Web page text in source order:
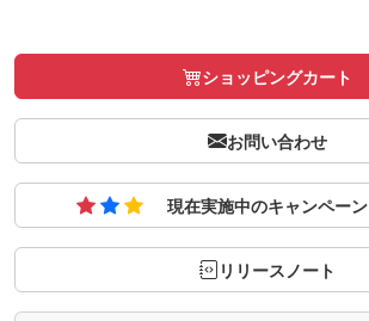
ショッピングカート
お問い合わせ
現在実施中のキャンペーン
リリースノート